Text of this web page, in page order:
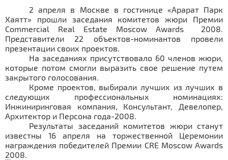
2 апреля в Москве в гостинице «Арарат Парк
Хаятт» прошли заседания комитетов жюри Премии
Commercial Real Estate Moscow
Awards
2008.
Представители 22 объектов-номинантов провели
презентации своих проектов.
На заседаниях присутствовало 60 членов жюри,
которые потом смогли выразить свое решение путем
закрытого голосования.
Кроме проектов, выбирали лучших из лучших в
следующих профессиональных номинациях:
Инжиниринговая компания, Консультант, Девелопер,
Архитектор и Персона года-2008.
Результаты заседаний комитетов жюри станут
известны 16 апреля на торжественной Церемонии
награждения победителей Премии CRE MoscowAwards
2008.